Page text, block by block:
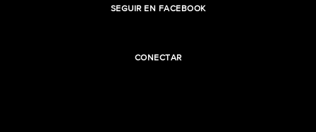
SEGUIR EN FACEBOOK
CONECTAR